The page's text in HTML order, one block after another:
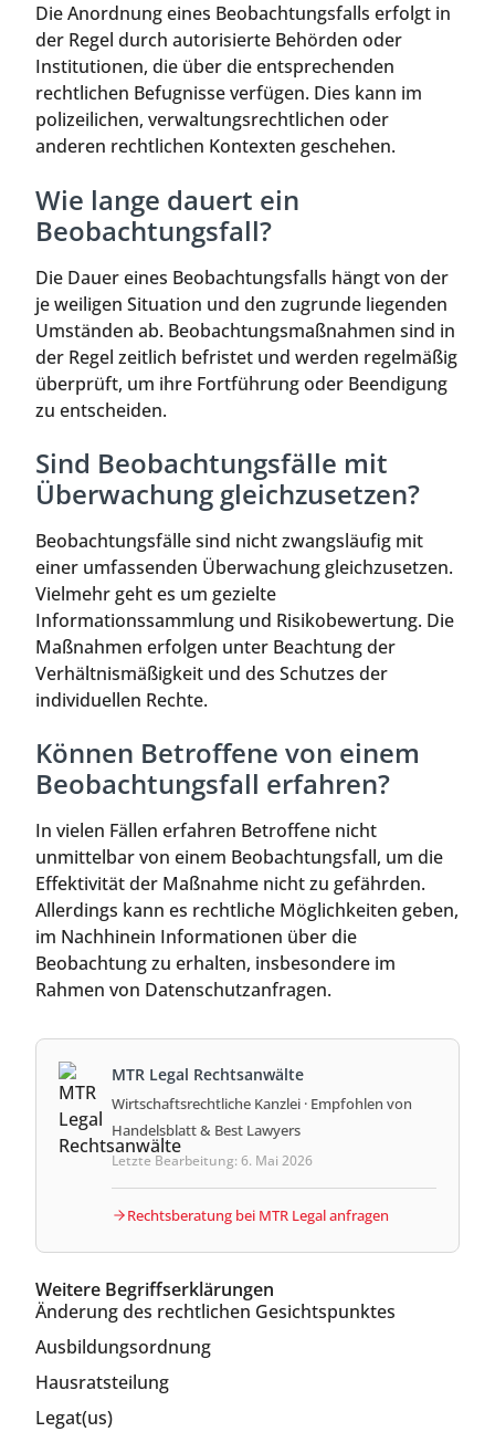
Die Anordnung eines Beobachtungsfalls erfolgt in
der Regel durch autorisierte Behörden oder
Institutionen, die über die entsprechenden
rechtlichen Befugnisse verfügen. Dies kann im
polizeilichen, verwaltungsrechtlichen oder
anderen rechtlichen Kontexten geschehen.
Wie lange dauert ein
Beobachtungsfall?
Die Dauer eines Beobachtungsfalls hängt von der
je weiligen Situation und den zugrunde liegenden
Umständen ab. Beobachtungsmaßnahmen sind in
der Regel zeitlich befristet und werden regelmäßig
überprüft, um ihre Fortführung oder Beendigung
zu entscheiden.
Sind Beobachtungsfälle mit
Überwachung gleichzusetzen?
Beobachtungsfälle sind nicht zwangsläufig mit
einer umfassenden Überwachung gleichzusetzen.
Vielmehr geht es um gezielte
Informationssammlung und Risikobewertung. Die
Maßnahmen erfolgen unter Beachtung der
Verhältnismäßigkeit und des Schutzes der
individuellen Rechte.
Können Betroffene von einem
Beobachtungsfall erfahren?
In vielen Fällen erfahren Betroffene nicht
unmittelbar von einem Beobachtungsfall, um die
Effektivität der Maßnahme nicht zu gefährden.
Allerdings kann es rechtliche Möglichkeiten geben,
im Nachhinein Informationen über die
Beobachtung zu erhalten, insbesondere im
Rahmen von Datenschutzanfragen.
MTR Legal Rechtsanwälte
Wirtschaftsrechtliche Kanzlei · Empfohlen von
Handelsblatt & Best Lawyers
Letzte Bearbeitung: 6. Mai 2026
Rechtsberatung bei MTR Legal anfragen
Weitere Begriffserklärungen
Änderung des rechtlichen Gesichtspunktes
Ausbildungsordnung
Hausratsteilung
Legat(us)